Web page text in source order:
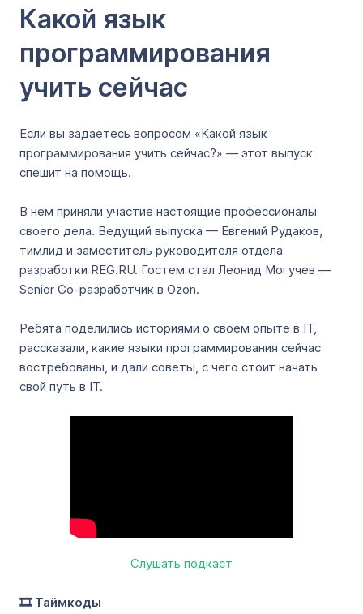
Какой язык
программирования
учить сейчас
Если вы задаетесь вопросом «Какой язык
программирования учить сейчас?» — этот выпуск
спешит на помощь.
В нем приняли участие настоящие профессионалы
своего дела. Ведущий выпуска — Евгений Рудаков,
тимлид и заместитель руководителя отдела
разработки REG.RU. Гостем стал Леонид Могучев —
Senior Go-разработчик в Ozon.
Ребята поделились историями о своем опыте в IT,
рассказали, какие языки программирования сейчас
востребованы, и дали советы, с чего стоит начать
свой путь в IT.
Слушать подкаст
🎞️ Таймкоды